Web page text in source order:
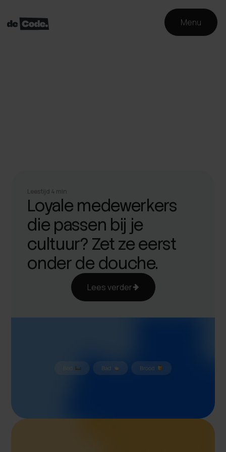
Menu
Leestijd 4 min
Loyale medewerkers
die passen bij je
cultuur? Zet ze eerst
onder de douche.
Lees verder